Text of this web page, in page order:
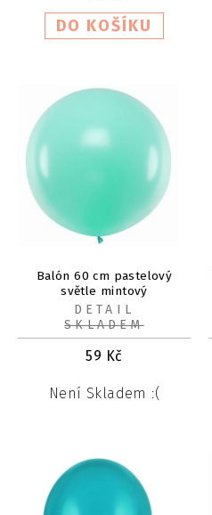
Balón 60 cm pastelový
světle mintový
59 Kč
Není Skladem :(
DETAIL
SKLADEM